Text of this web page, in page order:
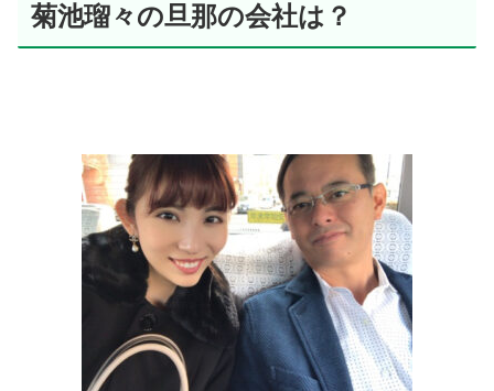
菊池瑠々の旦那の会社は？